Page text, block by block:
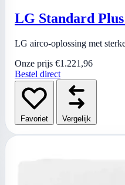
LG Standard
LG airco-oplossing met
Onze prijs €1.221,96
Bestel direct
Favoriet Vergelijk